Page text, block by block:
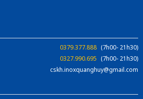
0379.377.888 (7h00- 21h30)
0327.990.695 (7h00- 21h30)
cskh.inoxquanghuy@gmail.com